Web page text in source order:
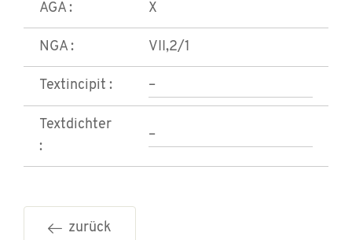
AGA : X
NGA : VII,2/1
Textincipit : –
Textdichter
:
–
zurück